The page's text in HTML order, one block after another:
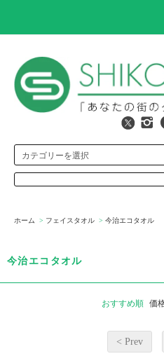
ホーム > フェイスタオル > 今治エコタオル
今治エコタオル
おすすめ順 価
< Prev